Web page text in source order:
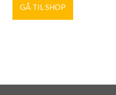
GÅ TIL SHOP